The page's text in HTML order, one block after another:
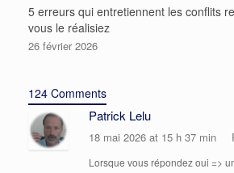
5 erreurs qui entretiennent les conflits
vous le réalisiez
26 février 2026
124 Comments
Patrick Lelu
18 mai 2026 at 15 h 37 min
Lorsque vous répondez oui =>